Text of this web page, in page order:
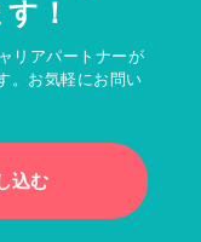
！
リアパートナーが
。お気軽にお問い
込む